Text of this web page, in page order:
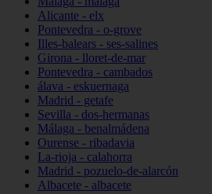
Alicante - elx
Pontevedra - o-grove
Illes-balears - ses-salines
Girona - lloret-de-mar
Pontevedra - cambados
álava - eskuernaga
Madrid - getafe
Sevilla - dos-hermanas
Málaga - benalmádena
Ourense - ribadavia
La-rioja - calahorra
Madrid - pozuelo-de-alarcón
Albacete - albacete